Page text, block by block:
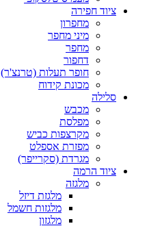
ציוד חפירה
מחפרון
מיני מחפר
מחפר
דחפור
חופר תעלות (טרנצ'ר)
מכונת קידוח
סלילה
מכבש
מפלסת
מקרצפות כביש
מפזרת אספלט
מגרדת (סקרייפר)
ציוד הרמה
מלגזה
מלגזת דיזל
מלגזות חשמל
מלגזון